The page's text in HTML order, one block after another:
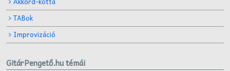
TABok
Improvizáció
GitárPengető.hu témái